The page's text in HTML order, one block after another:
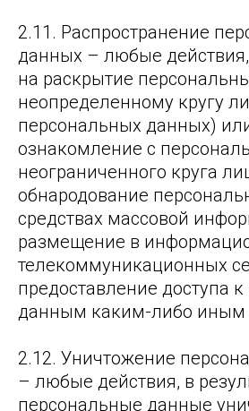
2.11. Распространение
данных – любые
на раскрытие
неопределенному кругу
персональных данных)
ознакомление с
неограниченного круга
обнародование
средствах массовой
размещение в
телекоммуникационных
предоставление доступа
данным каким-либо иным
2.12. Уничтожение
– любые действия, в
персональные данные